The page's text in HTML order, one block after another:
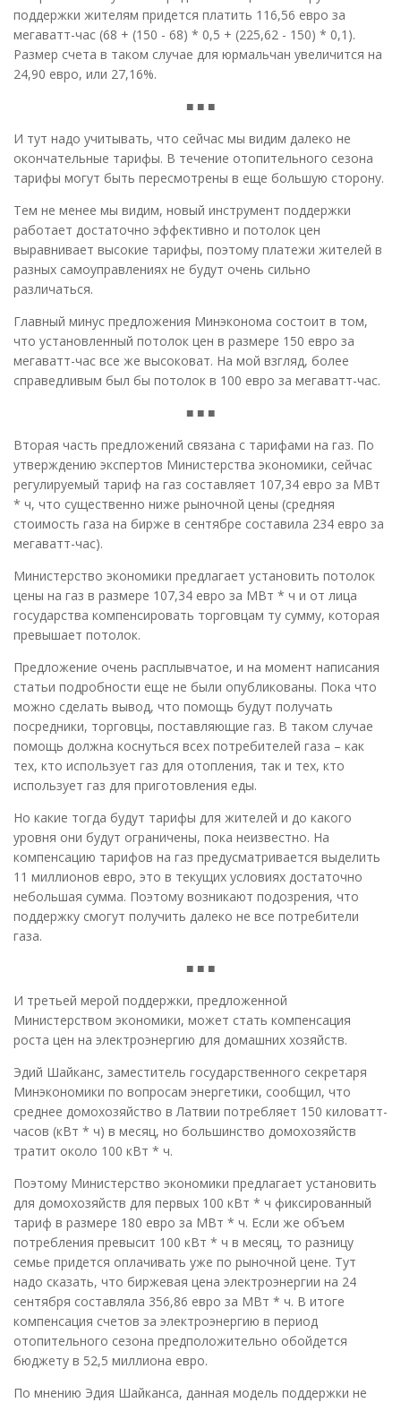
поддержки жителям придется платить 116,56 евро за
мегаватт-час (68 + (150 - 68) * 0,5 + (225,62 - 150) * 0,1).
Размер счета в таком случае для юрмальчан увеличится на
24,90 евро, или 27,16%.
■ ■ ■
И тут надо учитывать, что сейчас мы видим далеко не
окончательные тарифы. В течение отопительного сезона
тарифы могут быть пересмотрены в еще большую сторону.
Тем не менее мы видим, новый инструмент поддержки
работает достаточно эффективно и потолок цен
выравнивает высокие тарифы, поэтому платежи жителей в
разных самоуправлениях не будут очень сильно
различаться.
Главный минус предложения Минэконома состоит в том,
что установленный потолок цен в размере 150 евро за
мегаватт-час все же высоковат. На мой взгляд, более
справедливым был бы потолок в 100 евро за мегаватт-час.
■ ■ ■
Вторая часть предложений связана с тарифами на газ. По
утверждению экспертов Министерства экономики, сейчас
регулируемый тариф на газ составляет 107,34 евро за МВт
* ч, что существенно ниже рыночной цены (средняя
стоимость газа на бирже в сентябре составила 234 евро за
мегаватт-час).
Министерство экономики предлагает установить потолок
цены на газ в размере 107,34 евро за МВт * ч и от лица
государства компенсировать торговцам ту сумму, которая
превышает потолок.
Предложение очень расплывчатое, и на момент написания
статьи подробности еще не были опубликованы. Пока что
можно сделать вывод, что помощь будут получать
посредники, торговцы, поставляющие газ. В таком случае
помощь должна коснуться всех потребителей газа – как
тех, кто использует газ для отопления, так и тех, кто
использует газ для приготовления еды.
Но какие тогда будут тарифы для жителей и до какого
уровня они будут ограничены, пока неизвестно. На
компенсацию тарифов на газ предусматривается выделить
11 миллионов евро, это в текущих условиях достаточно
небольшая сумма. Поэтому возникают подозрения, что
поддержку смогут получить далеко не все потребители
газа.
■ ■ ■
И третьей мерой поддержки, предложенной
Министерством экономики, может стать компенсация
роста цен на электроэнергию для домашних хозяйств.
Эдий Шайканс, заместитель государственного секретаря
Минэкономики по вопросам энергетики, сообщил, что
среднее домохозяйство в Латвии потребляет 150 киловатт-
часов (кВт * ч) в месяц, но большинство домохозяйств
тратит около 100 кВт * ч.
Поэтому Министерство экономики предлагает установить
для домохозяйств для первых 100 кВт * ч фиксированный
тариф в размере 180 евро за МВт * ч. Если же объем
потребления превысит 100 кВт * ч в месяц, то разницу
семье придется оплачивать уже по рыночной цене. Тут
надо сказать, что биржевая цена электроэнергии на 24
сентября составляла 356,86 евро за МВт * ч. В итоге
компенсация счетов за электроэнергию в период
отопительного сезона предположительно обойдется
бюджету в 52,5 миллиона евро.
По мнению Эдия Шайканса, данная модель поддержки не